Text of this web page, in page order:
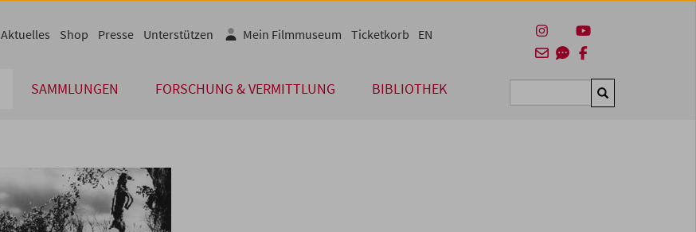
SAMMLUNGEN FORSCHUNG & VERMITTLUNG BIBLIOTHEK Suchen
Aktuelles Shop Presse Unterstützen Mein Filmmuseum Ticketkorb EN